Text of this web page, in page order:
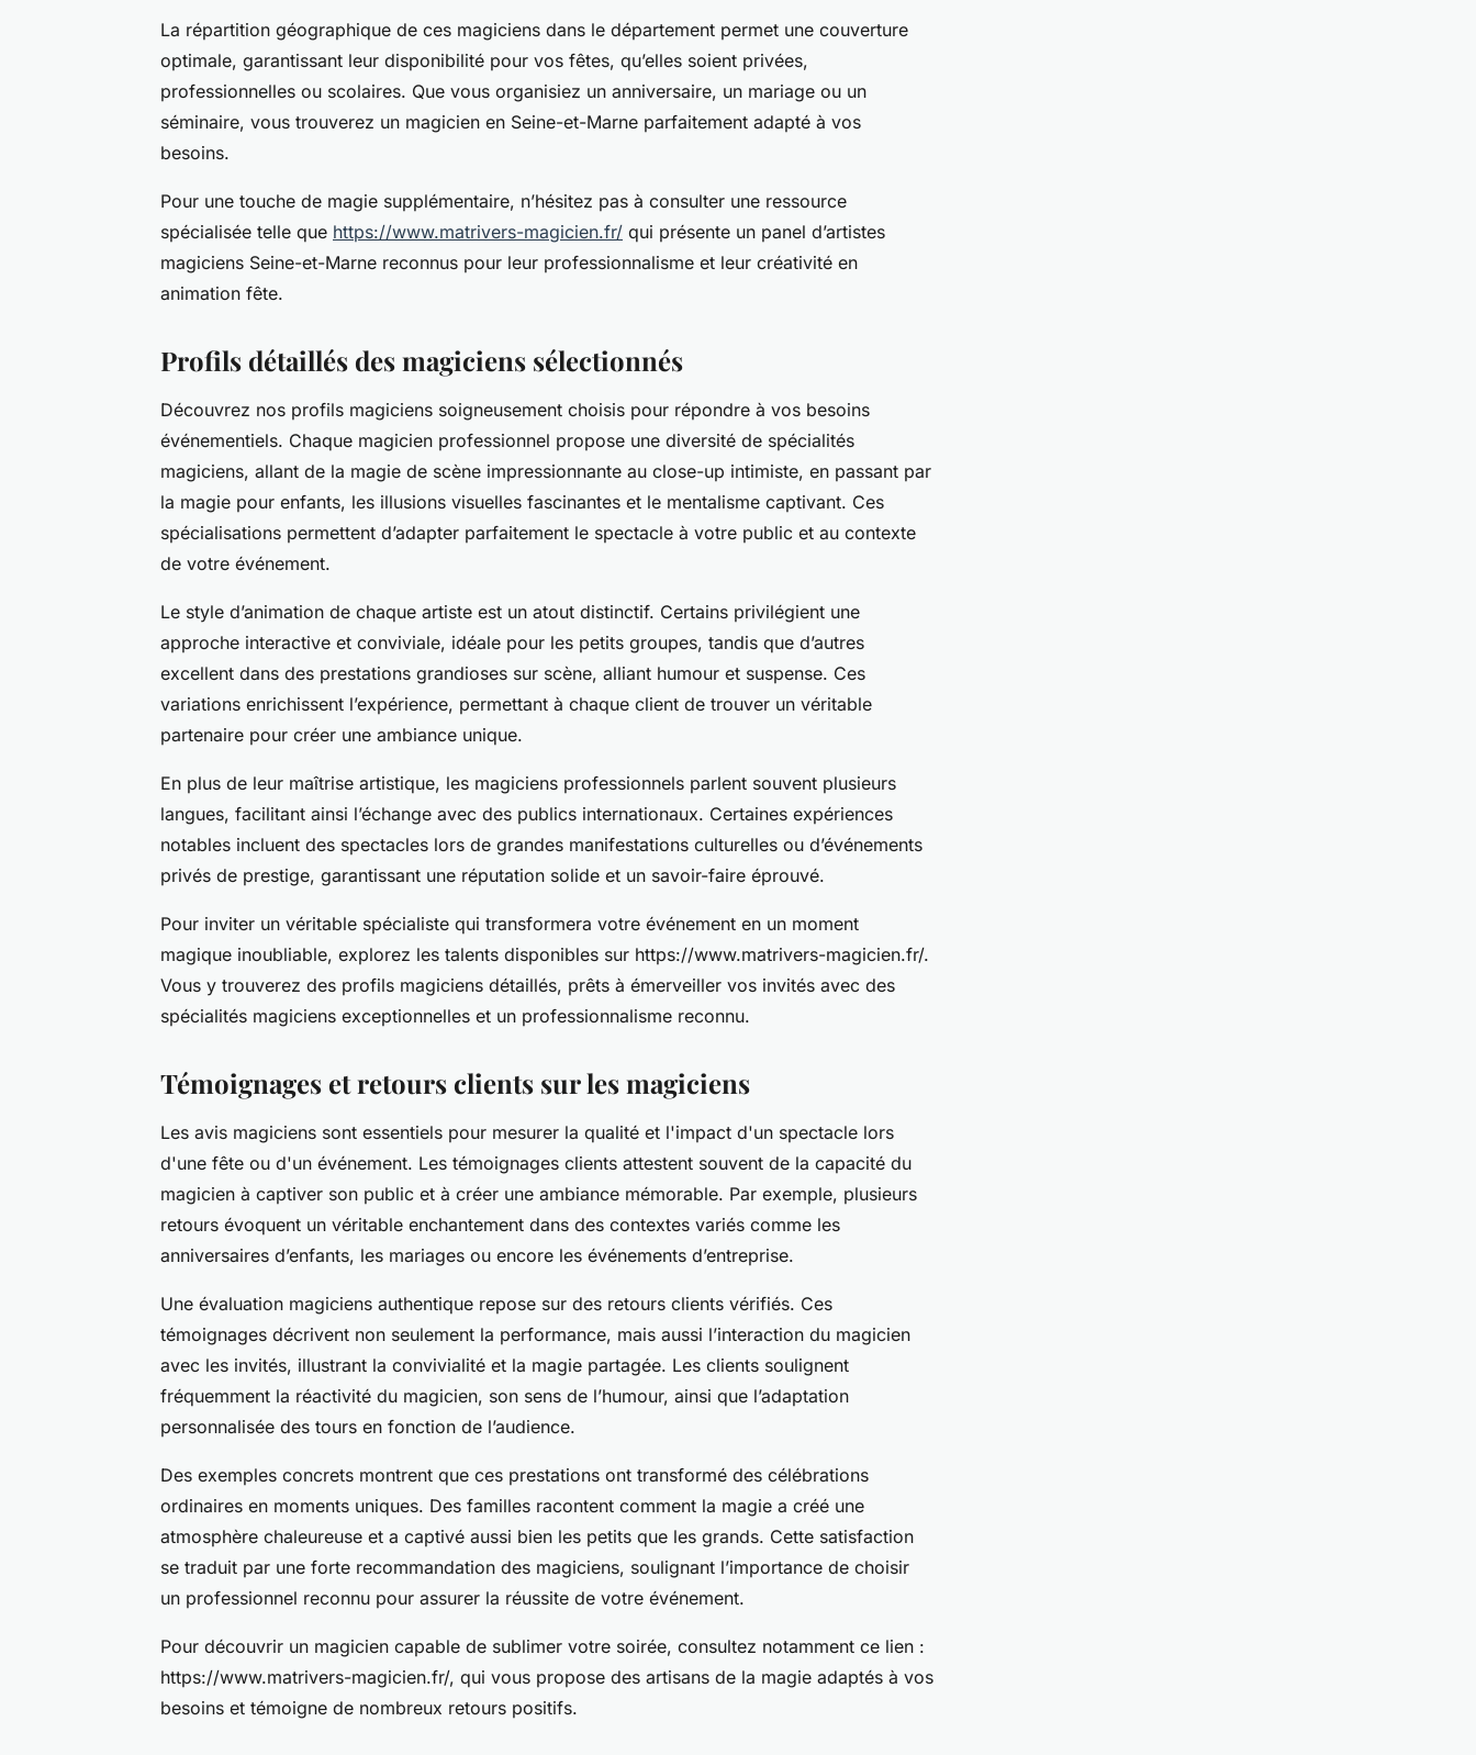
La répartition géographique de ces magiciens dans le département permet une couverture
optimale, garantissant leur disponibilité pour vos fêtes, qu’elles soient privées,
professionnelles ou scolaires. Que vous organisiez un anniversaire, un mariage ou un
séminaire, vous trouverez un magicien en Seine-et-Marne parfaitement adapté à vos
besoins.
Pour une touche de magie supplémentaire, n’hésitez pas à consulter une ressource
spécialisée telle que https://www.matrivers-magicien.fr/ qui présente un panel d’artistes
magiciens Seine-et-Marne reconnus pour leur professionnalisme et leur créativité en
animation fête.
Profils détaillés des magiciens sélectionnés
Découvrez nos profils magiciens soigneusement choisis pour répondre à vos besoins
événementiels. Chaque magicien professionnel propose une diversité de spécialités
magiciens, allant de la magie de scène impressionnante au close-up intimiste, en passant par
la magie pour enfants, les illusions visuelles fascinantes et le mentalisme captivant. Ces
spécialisations permettent d’adapter parfaitement le spectacle à votre public et au contexte
de votre événement.
Le style d’animation de chaque artiste est un atout distinctif. Certains privilégient une
approche interactive et conviviale, idéale pour les petits groupes, tandis que d’autres
excellent dans des prestations grandioses sur scène, alliant humour et suspense. Ces
variations enrichissent l’expérience, permettant à chaque client de trouver un véritable
partenaire pour créer une ambiance unique.
En plus de leur maîtrise artistique, les magiciens professionnels parlent souvent plusieurs
langues, facilitant ainsi l’échange avec des publics internationaux. Certaines expériences
notables incluent des spectacles lors de grandes manifestations culturelles ou d’événements
privés de prestige, garantissant une réputation solide et un savoir-faire éprouvé.
Pour inviter un véritable spécialiste qui transformera votre événement en un moment
magique inoubliable, explorez les talents disponibles sur https://www.matrivers-magicien.fr/.
Vous y trouverez des profils magiciens détaillés, prêts à émerveiller vos invités avec des
spécialités magiciens exceptionnelles et un professionnalisme reconnu.
Témoignages et retours clients sur les magiciens
Les avis magiciens sont essentiels pour mesurer la qualité et l'impact d'un spectacle lors
d'une fête ou d'un événement. Les témoignages clients attestent souvent de la capacité du
magicien à captiver son public et à créer une ambiance mémorable. Par exemple, plusieurs
retours évoquent un véritable enchantement dans des contextes variés comme les
anniversaires d’enfants, les mariages ou encore les événements d’entreprise.
Une évaluation magiciens authentique repose sur des retours clients vérifiés. Ces
témoignages décrivent non seulement la performance, mais aussi l’interaction du magicien
avec les invités, illustrant la convivialité et la magie partagée. Les clients soulignent
fréquemment la réactivité du magicien, son sens de l’humour, ainsi que l’adaptation
personnalisée des tours en fonction de l’audience.
Des exemples concrets montrent que ces prestations ont transformé des célébrations
ordinaires en moments uniques. Des familles racontent comment la magie a créé une
atmosphère chaleureuse et a captivé aussi bien les petits que les grands. Cette satisfaction
se traduit par une forte recommandation des magiciens, soulignant l’importance de choisir
un professionnel reconnu pour assurer la réussite de votre événement.
Pour découvrir un magicien capable de sublimer votre soirée, consultez notamment ce lien :
https://www.matrivers-magicien.fr/, qui vous propose des artisans de la magie adaptés à vos
besoins et témoigne de nombreux retours positifs.